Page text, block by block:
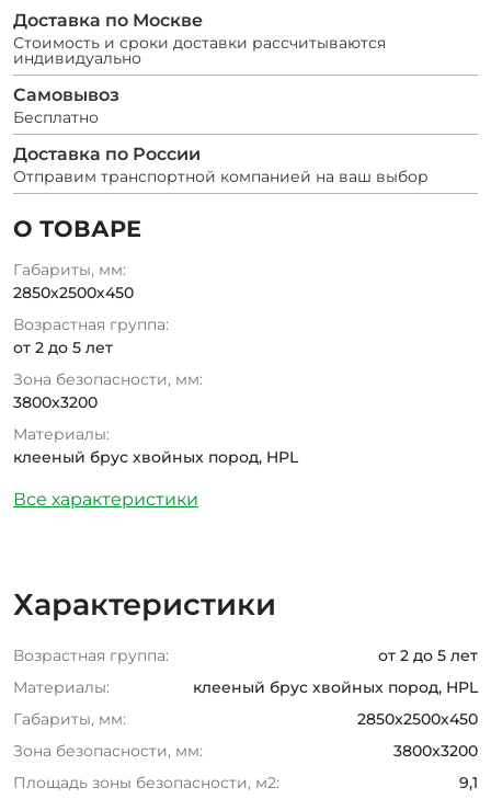
О ТОВАРЕ
Габариты, мм:
2850х2500х450
Возрастная группа:
от 2 до 5 лет
Зона безопасности, мм:
3800x3200
Материалы:
клееный брус хвойных пород, HPL
Все характеристики
Доставка по Москве
Стоимость и сроки доставки рассчитываются
индивидуально
Самовывоз
Бесплатно
Доставка по России
Отправим транспортной компанией на ваш выбор
Характеристики
Возрастная группа:
от 2 до 5 лет
Материалы:
клееный брус хвойных пород, HPL
Габариты, мм:
2850х2500х450
Зона безопасности, мм:
3800x3200
Площадь зоны безопасности, м2:
9,1